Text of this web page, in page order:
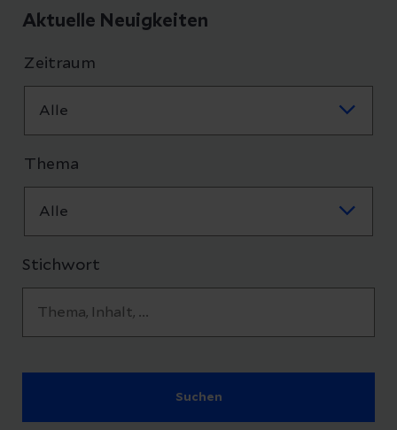
Aktuelle Neuigkeiten
Zeitraum
Thema
Stichwort
Suchen